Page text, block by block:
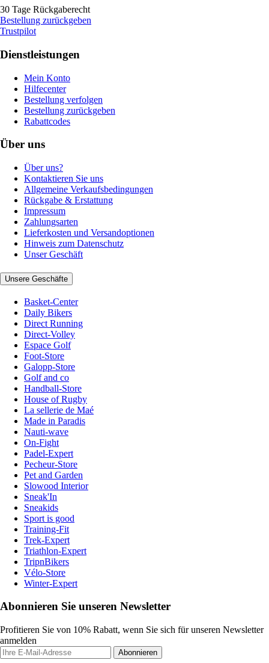
30 Tage Rückgaberecht
Bestellung zurückgeben
Trustpilot
Dienstleistungen
Mein Konto
Hilfecenter
Bestellung verfolgen
Bestellung zurückgeben
Rabattcodes
Über uns
Über uns?
Kontaktieren Sie uns
Allgemeine Verkaufsbedingungen
Rückgabe & Erstattung
Impressum
Zahlungsarten
Lieferkosten und Versandoptionen
Hinweis zum Datenschutz
Unser Geschäft
Unsere Geschäfte
Basket-Center
Daily Bikers
Direct Running
Direct-Volley
Espace Golf
Foot-Store
Galopp-Store
Golf and co
Handball-Store
House of Rugby
La sellerie de Maé
Made in Paradis
Nauti-wave
On-Fight
Padel-Expert
Pecheur-Store
Pet and Garden
Slowood Interior
Sneak'In
Sneakids
Sport is good
Training-Fit
Trek-Expert
Triathlon-Expert
TripnBikers
Vélo-Store
Winter-Expert
Abonnieren Sie unseren Newsletter
Profitieren Sie von 10% Rabatt, wenn Sie sich für unseren Newsletter
anmelden
Abonnieren